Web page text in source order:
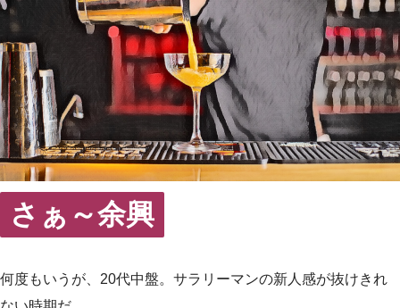
さぁ～余興
何度もいうが、20代中盤。サラリーマンの新人感が抜けきれ